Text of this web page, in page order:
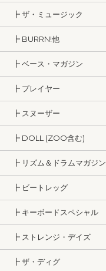
┣ ザ・ミュージック
┣ BURRN!他
┣ ベース・マガジン
┣ プレイヤー
┣ スヌーザー
┣ DOLL (ZOO含む)
┣ リズム＆ドラムマガジン
┣ ビートレッグ
┣ キーボードスペシャル
┣ ストレンジ・デイズ
┣ ザ・ディグ